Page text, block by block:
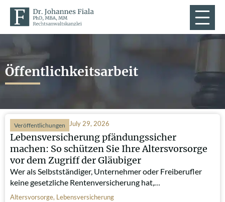
Öffentlichkeitsarbeit
Veröffentlichungen July 29, 2026
Lebensversicherung pfändungssicher
machen: So schützen Sie Ihre Altersvorsorge
vor dem Zugriff der Gläubiger
Wer als Selbstständiger, Unternehmer oder Freiberufler
keine gesetzliche Rentenversicherung hat,…
Altersvorsorge, Lebensversicherung